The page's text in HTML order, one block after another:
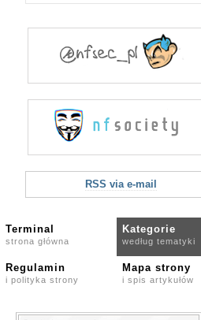
RSS via e-mail
Terminal
strona główna
Kategorie
według tematyki
Regulamin
i polityka strony
Mapa strony
i spis artykułów